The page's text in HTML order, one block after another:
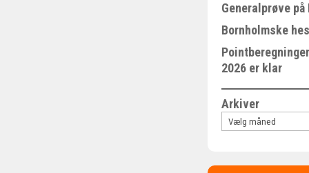
Generalprøve
Bornholmske
2026 er klar
Arkiver